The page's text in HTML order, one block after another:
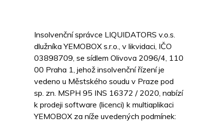
Insolvenční správce LIQUIDATORS v.o.s.
dlužníka YEMOBOX s.r.o., v likvidaci, IČO
03898709, se sídlem Olivova 2096/4, 110
00 Praha 1, jehož insolvenční řízení je
vedeno u Městského soudu v Praze pod
sp. zn. MSPH 95 INS 16372 / 2020, nabízí
k prodeji software (licenci) k multiaplikaci
YEMOBOX za níže uvedených podmínek: